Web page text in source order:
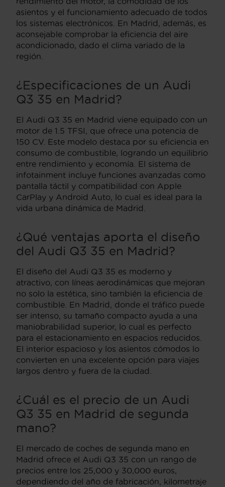
asientos y el funcionamiento adecuado de todos
los sistemas electrónicos. En Madrid, además, es
aconsejable comprobar la eficiencia del aire
acondicionado, dado el clima variado de la
región.
¿Especificaciones de un Audi
Q3 35 en Madrid?
El Audi Q3 35 en Madrid viene equipado con un
motor de 1.5 TFSI, que ofrece una potencia de
150 CV. Este modelo destaca por su eficiencia en
consumo de combustible, logrando un equilibrio
entre rendimiento y economía. El sistema de
infotainment incluye funciones avanzadas como
pantalla táctil y compatibilidad con Apple
CarPlay y Android Auto, lo cual es ideal para la
vida urbana dinámica de Madrid.
¿Qué ventajas aporta el diseño
del Audi Q3 35 en Madrid?
El diseño del Audi Q3 35 es moderno y
atractivo, con líneas aerodinámicas que mejoran
no solo la estética, sino también la eficiencia de
combustible. En Madrid, donde el tráfico puede
ser intenso, su tamaño compacto ayuda a una
maniobrabilidad superior, lo cual es perfecto
para el estacionamiento en espacios reducidos.
El interior espacioso y los asientos cómodos lo
convierten en una excelente opción para viajes
largos dentro y fuera de la ciudad.
¿Cuál es el precio de un Audi
Q3 35 en Madrid de segunda
mano?
El mercado de coches de segunda mano en
Madrid ofrece el Audi Q3 35 con un rango de
precios entre los 25,000 y 30,000 euros,
dependiendo del año de fabricación, kilometraje